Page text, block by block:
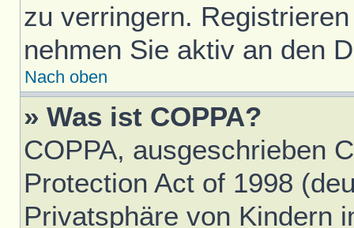
zu verringern.
nehmen Sie aktiv an den
Nach oben
» Was ist COPPA?
COPPA, ausgeschrieben
Protection Act of 1998
Privatsphäre von Kindern